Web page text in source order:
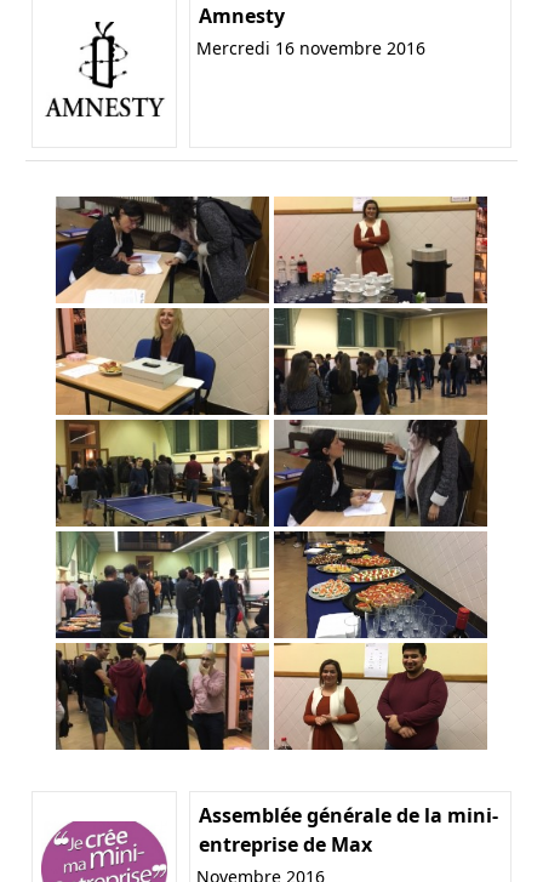
Amnesty
Mercredi 16 novembre 2016
Assemblée générale de la mini-
entreprise de Max
Novembre 2016